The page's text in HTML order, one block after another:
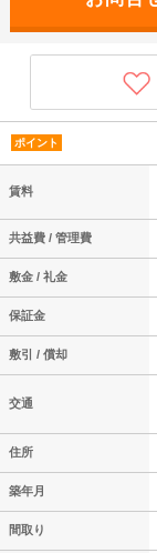
ポイント
賃料
共益費 / 管理費
敷金 / 礼金
保証金
敷引 / 償却
交通
住所
築年月
間取り